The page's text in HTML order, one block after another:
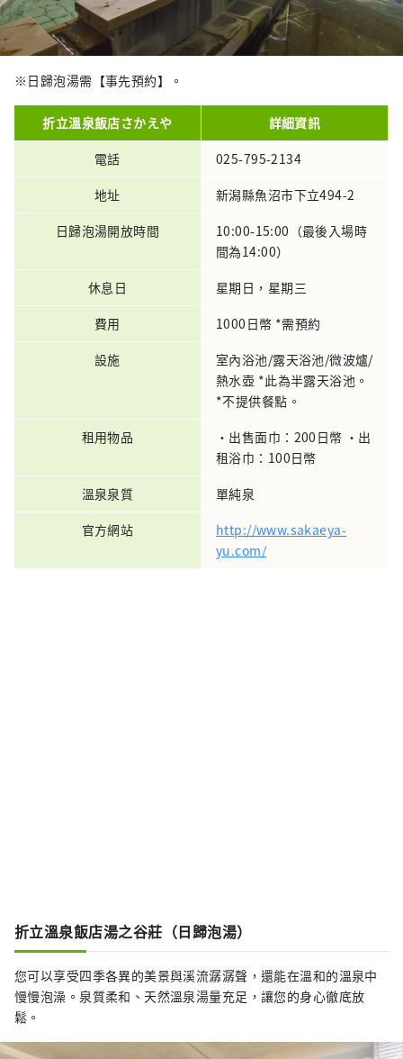
※日歸泡湯需【事先預約】。
折立溫泉飯店さかえや
詳細資訊
電話
025-795-2134
地址
新潟縣魚沼市下立494-2
日歸泡湯開放時間
10:00-15:00（最後入場時
間為14:00）
休息日
星期日，星期三
費用
1000日幣 *需預約
設施
室內浴池/露天浴池/微波爐/
熱水壺 *此為半露天浴池。
*不提供餐點。
租用物品
・出售面巾：200日幣 ・出
租浴巾：100日幣
溫泉泉質
單純泉
官方網站
http://www.sakaeya​​-
yu.com/
折立溫泉飯店湯之谷莊（日歸泡湯）
您可以享受四季各異的美景與溪流潺潺聲，還能在溫和的溫泉中
慢慢泡澡。泉質柔和、天然溫泉湯量充足，讓您的身心徹底放
鬆。